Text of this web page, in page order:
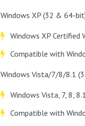
Windows XP (32 & 64-
Windows XP Certified
Compatible with
Windows Vista/7/8/8.1
Windows Vista, 7, 8,
Compatible with